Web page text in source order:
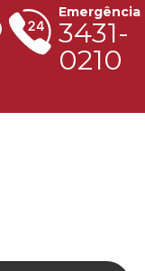
Emergência
3431-
0210